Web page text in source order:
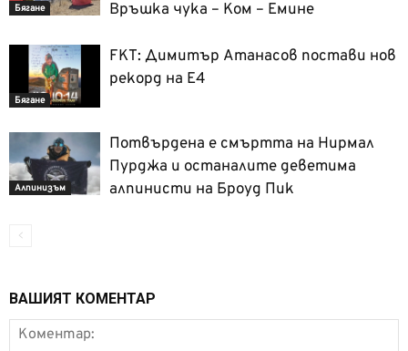
Бягане
Връшка чука – Ком – Емине
Бягане
FKT: Димитър Атанасов постави нов
рекорд на Е4
Алпинизъм
Потвърдена е смъртта на Нирмал
Пурджа и останалите деветима
алпинисти на Броуд Пик
ВАШИЯТ КОМЕНТАР